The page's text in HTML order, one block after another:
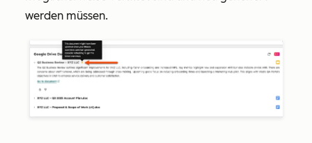
werden müssen.